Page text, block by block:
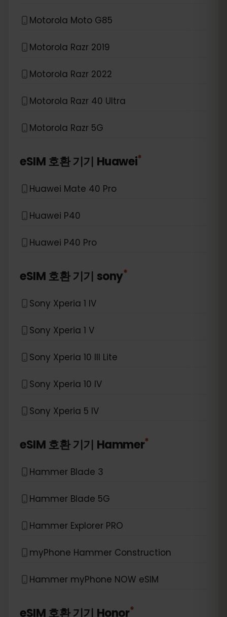
Motorola Moto G85
Motorola Razr 2019
Motorola Razr 2022
Motorola Razr 40 Ultra
Motorola Razr 5G
eSIM 호환 기기 Huawei*
Huawei Mate 40 Pro
Huawei P40
Huawei P40 Pro
eSIM 호환 기기 sony*
Sony Xperia 1 IV
Sony Xperia 1 V
Sony Xperia 10 III Lite
Sony Xperia 10 IV
Sony Xperia 5 IV
eSIM 호환 기기 Hammer*
Hammer Blade 3
Hammer Blade 5G
Hammer Explorer PRO
myPhone Hammer Construction
Hammer myPhone NOW eSIM
eSIM 호환 기기 Honor*